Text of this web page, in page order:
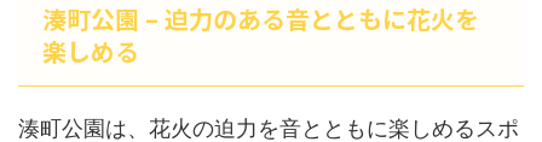
湊町公園 – 迫力のある音とともに花火を
楽しめる
湊町公園は、花火の迫力を音とともに楽しめるスポ